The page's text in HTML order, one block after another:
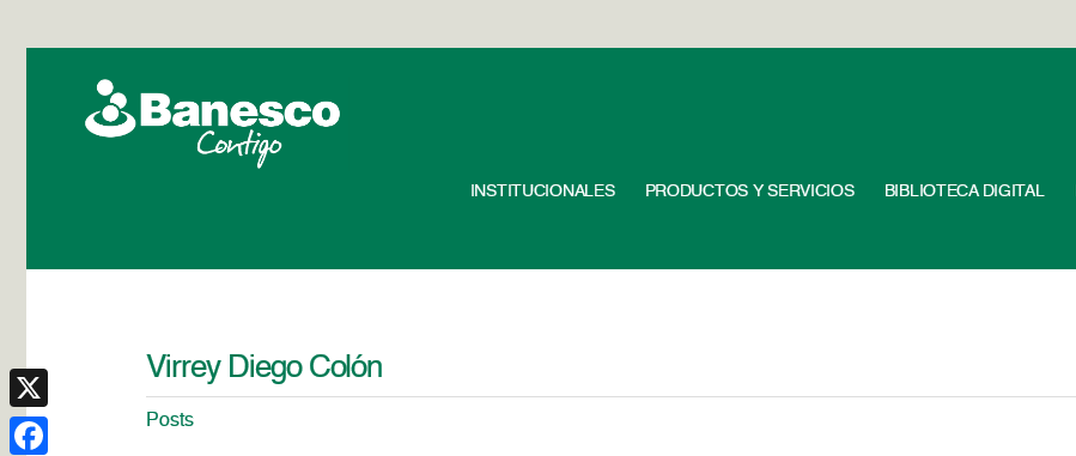
INSTITUCIONALES PRODUCTOS Y SERVICIOS BIBLIOTECA DIGITAL
Virrey Diego Colón
Posts
X